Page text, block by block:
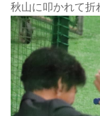
秋山に叩かれて折